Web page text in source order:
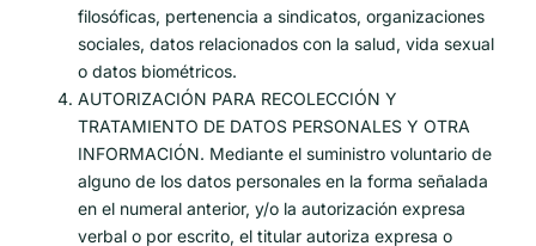
filosóficas, pertenencia a sindicatos, organizaciones
sociales, datos relacionados con la salud, vida sexual
o datos biométricos.
AUTORIZACIÓN PARA RECOLECCIÓN Y
TRATAMIENTO DE DATOS PERSONALES Y OTRA
INFORMACIÓN. Mediante el suministro voluntario de
alguno de los datos personales en la forma señalada
en el numeral anterior, y/o la autorización expresa
verbal o por escrito, el titular autoriza expresa o